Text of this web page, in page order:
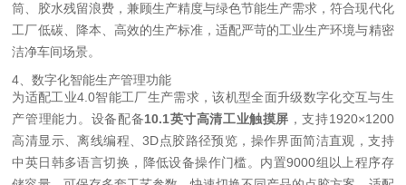
筒、胶水残留浪费，兼顾生产精度与绿色节能生产需求，符合现代化
工厂低碳、降本、高效的生产标准，适配严苛的工业生产环境与精密
洁净车间场景。
4、数字化智能生产管理功能
为适配工业4.0智能工厂生产需求，该机型全面升级数字化交互与生
产管理能力。设备配备10.1英寸高清工业触摸屏 ，支持1920×1200
高清显示、离线编程、3D点胶路径预览，操作界面简洁直观，支持
中英日韩多语言切换，降低设备操作门槛。内置9000组以上程序存